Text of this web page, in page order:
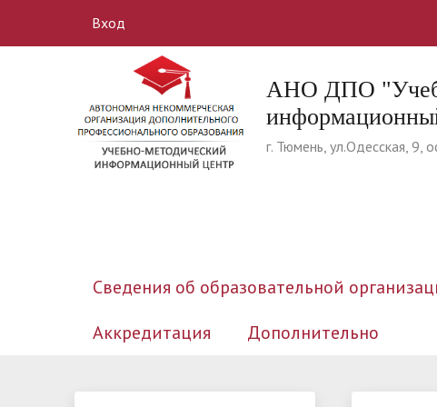
Вход
АНО ДПО
г. Тюмень, ул.Одесская, 9,
Сведения об образовательной
Аккредитация Дополнительно